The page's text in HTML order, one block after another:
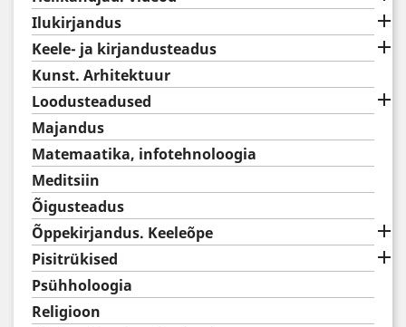
Ilukirjandus 
Keele- ja kirjandusteadus 
Kunst. Arhitektuur
Loodusteadused

Majandus
Matemaatika, infotehnoloogia
Meditsiin
Õigusteadus
Õppekirjandus. Keeleõpe

Pisitrükised 
Psühholoogia
Religioon